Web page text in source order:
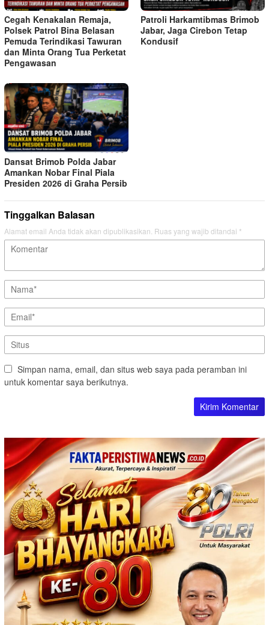
Cegah Kenakalan Remaja,
Polsek Patrol Bina Belasan
Pemuda Terindikasi Tawuran
dan Minta Orang Tua Perketat
Pengawasan
Patroli Harkamtibmas Brimob
Jabar, Jaga Cirebon Tetap
Kondusif
Dansat Brimob Polda Jabar
Amankan Nobar Final Piala
Presiden 2026 di Graha Persib
Tinggalkan Balasan
Alamat email Anda tidak akan dipublikasikan. Ruas yang wajib ditandai *
Simpan nama, email, dan situs web saya pada peramban ini
untuk komentar saya berikutnya.